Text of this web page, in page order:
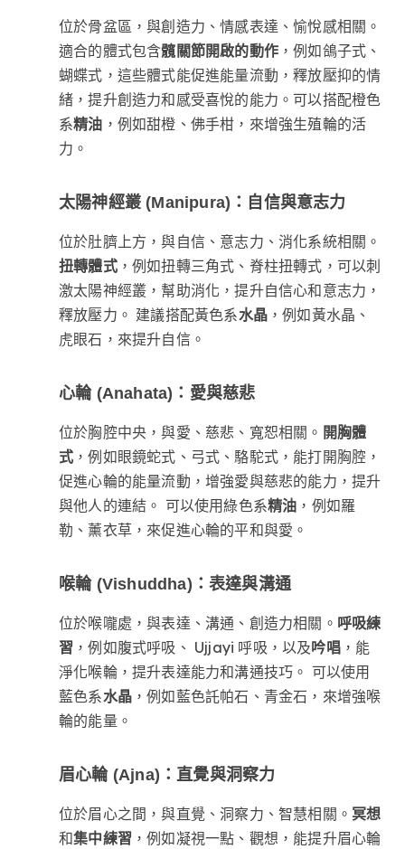
位於骨盆區，與創造力、情感表達、愉悅感相關。
適合的體式包含髖關節開啟的動作 ，例如鴿子式、
蝴蝶式，這些體式能促進能量流動，釋放壓抑的情
緒，提升創造力和感受喜悅的能力。可以搭配橙色
系精油 ，例如甜橙、佛手柑，來增強生殖輪的活
力。
太陽神經叢 (Manipura)：自信與意志力
位於肚臍上方，與自信、意志力、消化系統相關。
扭轉體式，例如扭轉三角式、脊柱扭轉式，可以刺
激太陽神經叢，幫助消化，提升自信心和意志力，
釋放壓力。 建議搭配黃色系水晶 ，例如黃水晶、
虎眼石，來提升自信。
心輪 (Anahata)：愛與慈悲
位於胸腔中央，與愛、慈悲、寬恕相關。 開胸體
式 ，例如眼鏡蛇式、弓式、駱駝式，能打開胸腔，
促進心輪的能量流動，增強愛與慈悲的能力，提升
與他人的連結。 可以使用綠色系精油 ，例如羅
勒、薰衣草，來促進心輪的平和與愛。
喉輪 (Vishuddha)：表達與溝通
位於喉嚨處，與表達、溝通、創造力相關。 呼吸練
習 ，例如腹式呼吸、 Ujjayi 呼吸，以及吟唱，能
淨化喉輪，提升表達能力和溝通技巧。 可以使用
藍色系水晶 ，例如藍色託帕石、青金石，來增強喉
輪的能量。
眉心輪 (Ajna)：直覺與洞察力
位於眉心之間，與直覺、洞察力、智慧相關。 冥想
和集中練習 ，例如凝視一點、觀想，能提升眉心輪